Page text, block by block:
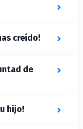
creído!
de
hijo!